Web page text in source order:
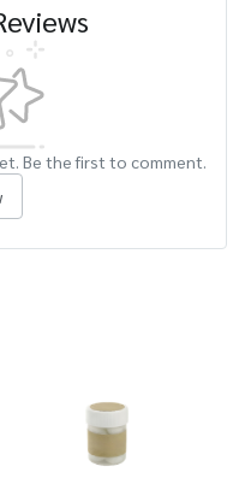
Be the first to comment.